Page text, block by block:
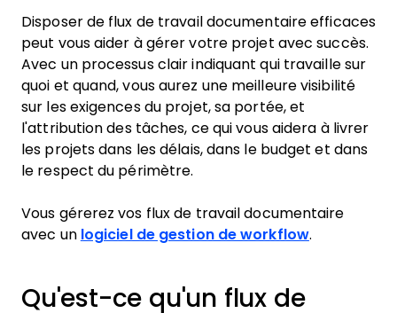
Disposer de flux de travail documentaire efficaces
peut vous aider à gérer votre projet avec succès.
Avec un processus clair indiquant qui travaille sur
quoi et quand, vous aurez une meilleure visibilité
sur les exigences du projet, sa portée, et
l'attribution des tâches, ce qui vous aidera à livrer
les projets dans les délais, dans le budget et dans
le respect du périmètre.
Vous gérerez vos flux de travail documentaire
avec un logiciel de gestion de workflow.
Qu'est-ce qu'un flux de